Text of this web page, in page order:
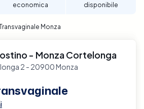
un'Ecografia Transvaginale a
efficienza e discrezione.
economica
disponibile
Monza
- Monza Cortelonga
2 - 20900 Monza